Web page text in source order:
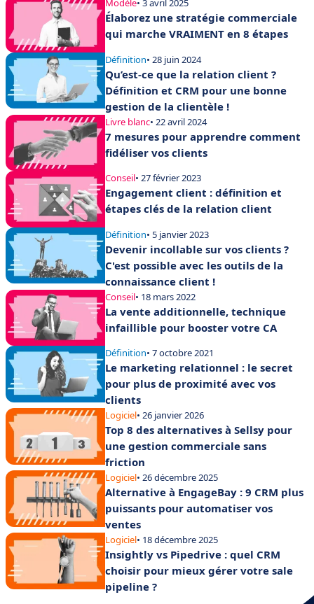
Modèle• 3 avril 2025
Élaborez une stratégie commerciale
qui marche VRAIMENT en 8 étapes
Définition• 28 juin 2024
Qu’est-ce que la relation client ?
Définition et CRM pour une bonne
gestion de la clientèle !
Livre blanc• 22 avril 2024
7 mesures pour apprendre comment
fidéliser vos clients
Conseil• 27 février 2023
Engagement client : définition et
étapes clés de la relation client
Définition• 5 janvier 2023
Devenir incollable sur vos clients ?
C'est possible avec les outils de la
connaissance client !
Conseil• 18 mars 2022
La vente additionnelle, technique
infaillible pour booster votre CA
Définition• 7 octobre 2021
Le marketing relationnel : le secret
pour plus de proximité avec vos
clients
Logiciel• 26 janvier 2026
Top 8 des alternatives à Sellsy pour
une gestion commerciale sans
friction
Logiciel• 26 décembre 2025
Alternative à EngageBay : 9 CRM plus
puissants pour automatiser vos
ventes
Logiciel• 18 décembre 2025
Insightly vs Pipedrive : quel CRM
choisir pour mieux gérer votre sale
pipeline ?